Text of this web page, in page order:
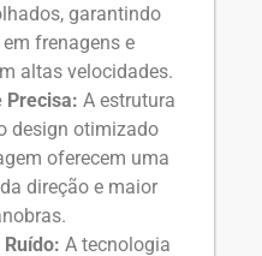
garantindo
frenagens e
altas velocidades.
Precisa: A estrutura
design otimizado
oferecem uma
direção e maior
A tecnologia